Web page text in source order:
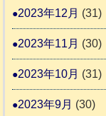
2023年12月 (31)
2023年11月 (30)
2023年10月 (31)
2023年9月 (30)